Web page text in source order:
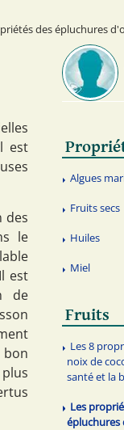
des épluchures
est
des
le
est
de
Algues
Fruits secs
Huiles
Miel
Fruits
Les 8
noix de
santé et la
Les
épluchures